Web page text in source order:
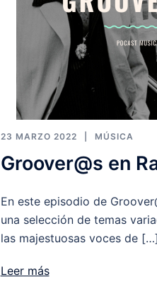
23 MARZO 2022 MÚSICA
Groover@s en
En este episodio de
una selección de temas
las majestuosas voces de […]
Leer más